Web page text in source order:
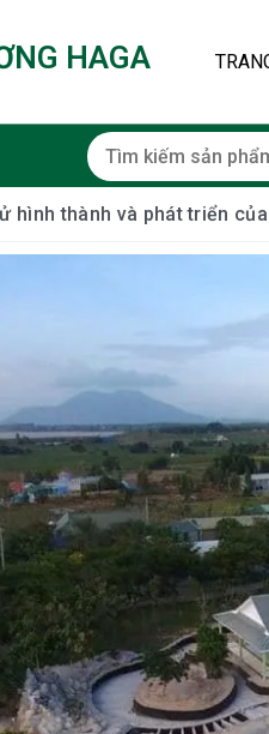
HAGA
hình thành và phát triển